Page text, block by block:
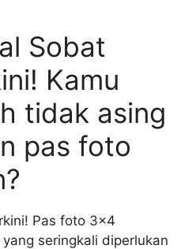
Sobat
Kamu
tidak asing
pas foto
Pas foto 3×4
seringkali diperlukan